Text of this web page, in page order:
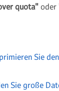
quota"oder
Sie
Sie große